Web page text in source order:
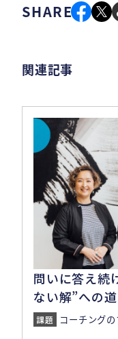
SHARE
関連記事
問いに答え続
ない解”への道
コーチングのプロ